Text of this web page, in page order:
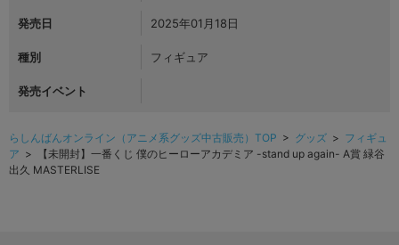
発売日 2025年01月18日
種別 フィギュア
発売イベント
らしんばんオンライン（アニメ系グッズ中古販売）TOP > グッズ > フィギュ
ア > 【未開封】一番くじ 僕のヒーローアカデミア -stand up again- A賞 緑谷
出久 MASTERLISE